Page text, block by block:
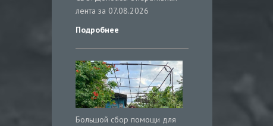
лента за 07.08.2026
Подробнее
Большой сбор помощи для